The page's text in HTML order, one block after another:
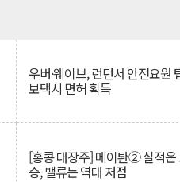
우버·웨이브, 런던서 안전요원
보택시 면허 획득
[홍콩 대장주] 메이퇀② 실적은
승, 밸류는 역대 저점